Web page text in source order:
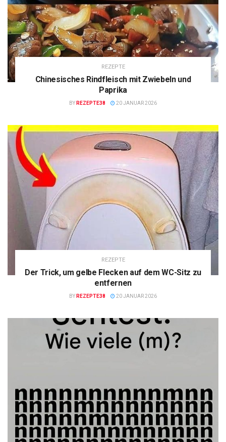
REZEPTE
Chinesisches Rindfleisch mit Zwiebeln und
Paprika
BY REZEPTE38 20 JANUAR 2026
REZEPTE
Der Trick, um gelbe Flecken auf dem WC-Sitz zu
entfernen
BY REZEPTE38 20 JANUAR 2026